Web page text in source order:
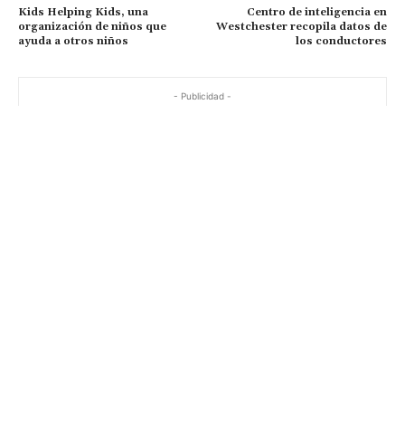
Kids Helping Kids, una
organización de niños que
ayuda a otros niños
Centro de inteligencia en
Westchester recopila datos de
los conductores
- Publicidad -